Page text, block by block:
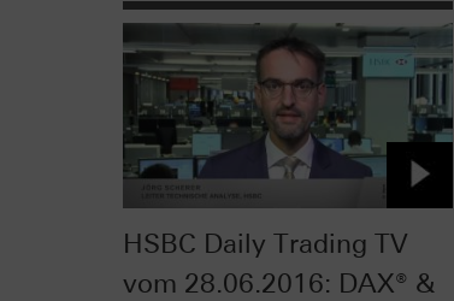
HSBC Daily Trading TV
vom 28.06.2016: DAX® &